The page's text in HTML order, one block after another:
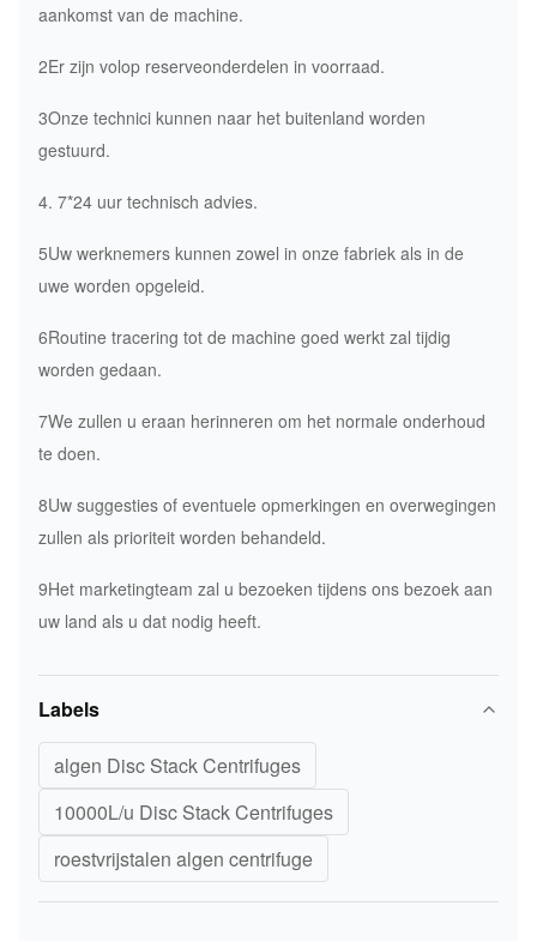
aankomst van de machine.
2Er zijn volop reserveonderdelen in voorraad.
3Onze technici kunnen naar het buitenland worden
gestuurd.
4. 7*24 uur technisch advies.
5Uw werknemers kunnen zowel in onze fabriek als in de
uwe worden opgeleid.
6Routine tracering tot de machine goed werkt zal tijdig
worden gedaan.
7We zullen u eraan herinneren om het normale onderhoud
te doen.
8Uw suggesties of eventuele opmerkingen en overwegingen
zullen als prioriteit worden behandeld.
9Het marketingteam zal u bezoeken tijdens ons bezoek aan
uw land als u dat nodig heeft.
Labels
algen Disc Stack Centrifuges
10000L/u Disc Stack Centrifuges
roestvrijstalen algen centrifuge